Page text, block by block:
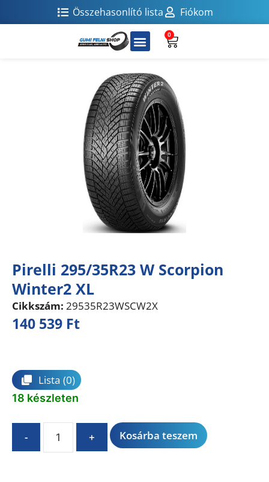
Összehasonlító lista Fiókom
0
Pirelli 295/35R23 W Scorpion
Winter2 XL
Cikkszám: 29535R23WSCW2X
140 539 Ft
Lista (0)
18 készleten
- + Kosárba teszem